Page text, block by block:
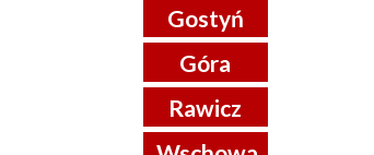
Gostyń
Góra
Rawicz